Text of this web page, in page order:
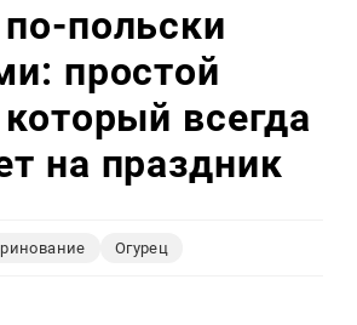
простой
всегда
на праздник
Огурец